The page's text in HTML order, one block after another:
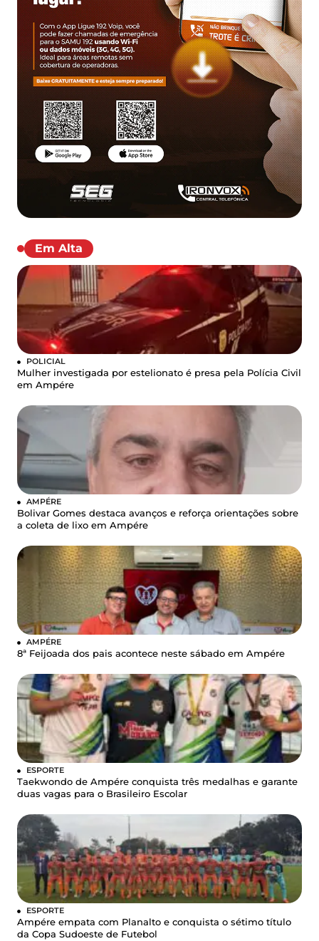
Em Alta
POLICIAL
Mulher investigada por estelionato é presa pela Polícia Civil
em Ampére
AMPÉRE
Bolivar Gomes destaca avanços e reforça orientações sobre
a coleta de lixo em Ampére
AMPÉRE
8ª Feijoada dos pais acontece neste sábado em Ampére
ESPORTE
Taekwondo de Ampére conquista três medalhas e garante
duas vagas para o Brasileiro Escolar
ESPORTE
Ampére empata com Planalto e conquista o sétimo título
da Copa Sudoeste de Futebol